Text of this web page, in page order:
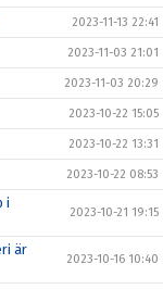
2023-11-13 22:41
2023-11-03 21:01
2023-11-03 20:29
2023-10-22 15:05
2023-10-22 13:31
2023-10-22 08:53
i
2023-10-21 19:15
är
2023-10-16 10:40